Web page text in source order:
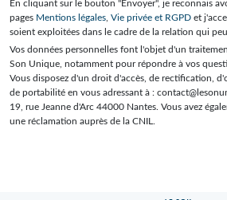
En cliquant sur le bouton "Envoyer", je reconnais
pages Mentions légales Vie privée et RGPD et
soient exploitées dans le cadre de la relation qui
Vos données personnelles font l'objet d'un
Son Unique, notamment pour répondre à vos
Vous disposez d'un droit d'accès, de rectification,
de portabilité en vous adressant à :
19, rue Jeanne d'Arc 44000 Nantes. Vous avez
une réclamation auprès de la CNIL.